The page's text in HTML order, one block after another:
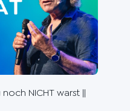
NICHT warst ||